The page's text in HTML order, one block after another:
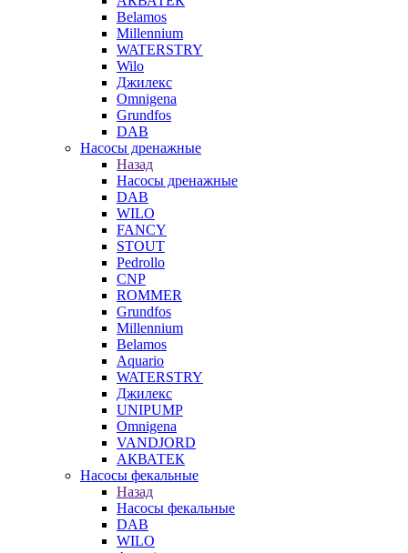
Belamos
Millennium
WATERSTRY
Wilo
Джилекс
Omnigena
Grundfos
DAB
Насосы дренажные
Назад
Насосы дренажные
DAB
WILO
FANCY
STOUT
Pedrollo
CNP
ROMMER
Grundfos
Millennium
Belamos
Aquario
WATERSTRY
Джилекс
UNIPUMP
Omnigena
VANDJORD
АКВАТЕК
Насосы фекальные
Назад
Насосы фекальные
DAB
WILO